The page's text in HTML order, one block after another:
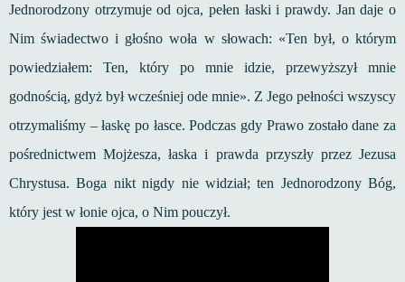
Jednorodzony otrzymuje od ojca, pełen łaski i prawdy. Jan daje o
Nim świadectwo i głośno woła w słowach: «Ten był, o którym
powiedziałem: Ten, który po mnie idzie, przewyższył mnie
godnością, gdyż był wcześniej ode mnie». Z Jego pełności wszyscy
otrzymaliśmy – łaskę po łasce. Podczas gdy Prawo zostało dane za
pośrednictwem Mojżesza, łaska i prawda przyszły przez Jezusa
Chrystusa. Boga nikt nigdy nie widział; ten Jednorodzony Bóg,
który jest w łonie ojca, o Nim pouczył.